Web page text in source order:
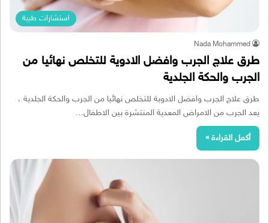
استشارات طبية
Nada Mohammed
طرق علاج الجرب وافضل الادوية للتخلص نهائيا من
الجرب والحكة الجلدية
طرق علاج الجرب وافضل الادوية للتخلص نهائيا من الجرب والحكة الجلدية ،
يعد الجرب من الامراض المعدية المنتشرة بين الاطفال…
أكمل القراءة »